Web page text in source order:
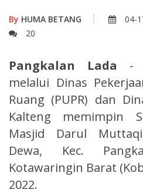
By HUMA BETANG 04-
20
Pangkalan Lada -
melalui Dinas
Ruang (PUPR) dan
Kalteng memimpin
Masjid Darul
Dewa, Kec.
Kotawaringin Barat
2022.